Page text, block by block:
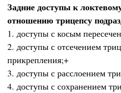
Задние доступы к
отношению трицепсу
1. доступы с косым
2. доступы с отсечением
прикрепления;+
3. доступы с расслоением
4. доступы с сохранением